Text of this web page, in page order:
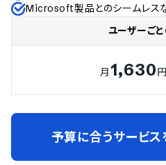
Microsoft製品とのシームレス
ユーザーご
月 1,630円
予算に合うサービ